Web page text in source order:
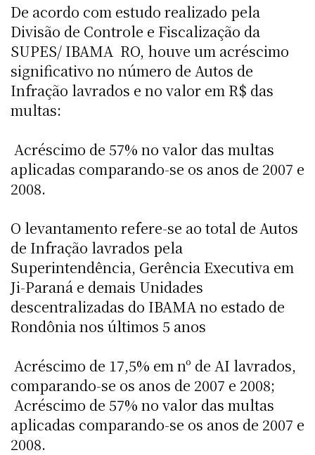
De acordo com estudo realizado pela
Divisão de Controle e Fiscalização da
SUPES/ IBAMA  RO, houve um acréscimo
significativo no número de Autos de
Infração lavrados e no valor em R$ das
multas:
 Acréscimo de 57% no valor das multas
aplicadas comparando-se os anos de 2007 e
2008.
O levantamento refere-se ao total de Autos
de Infração lavrados pela
Superintendência, Gerência Executiva em
Ji-Paraná e demais Unidades
descentralizadas do IBAMA no estado de
Rondônia nos últimos 5 anos
 Acréscimo de 17,5% em nº de AI lavrados,
comparando-se os anos de 2007 e 2008;
 Acréscimo de 57% no valor das multas
aplicadas comparando-se os anos de 2007 e
2008.